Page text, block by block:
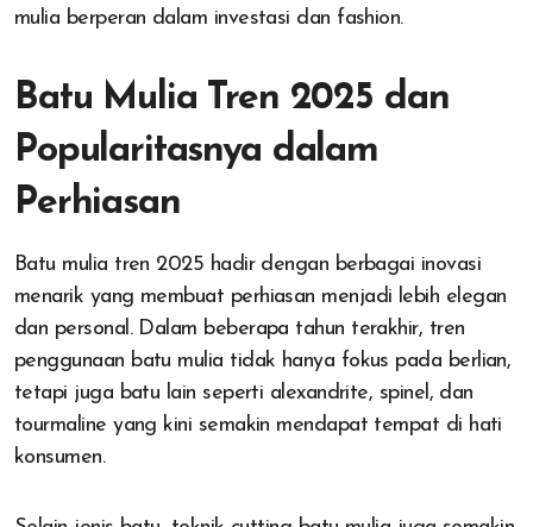
mulia berperan dalam investasi dan fashion.
Batu Mulia Tren 2025 dan
Popularitasnya dalam
Perhiasan
Batu mulia tren 2025 hadir dengan berbagai inovasi
menarik yang membuat perhiasan menjadi lebih elegan
dan personal. Dalam beberapa tahun terakhir, tren
penggunaan batu mulia tidak hanya fokus pada berlian,
tetapi juga batu lain seperti alexandrite, spinel, dan
tourmaline yang kini semakin mendapat tempat di hati
konsumen.